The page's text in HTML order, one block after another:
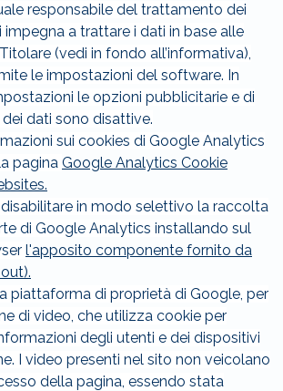
responsabile del trattamento dei
impegna a trattare i dati in base alle
(vedi in fondo all’informativa),
le impostazioni del software. In
le opzioni pubblicitarie e di
dati sono disattive.
sui cookies di Google Analytics
pagina Google Analytics Cookie
disabilitare in modo selettivo la raccolta
di Google Analytics installando sul
l'apposito componente fornito da
piattaforma di proprietà di Google, per
di video, che utilizza cookie per
degli utenti e dei dispositivi
I video presenti nel sito non veicolano
della pagina, essendo stata